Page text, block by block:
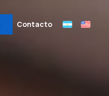
Contacto